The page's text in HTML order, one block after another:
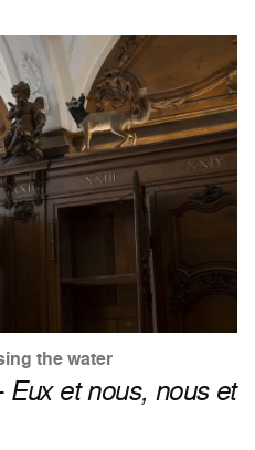
the water
Eux et nous, nous et